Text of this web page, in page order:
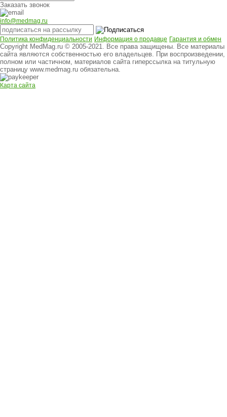
Заказать звонок
info@medmag.ru
Политика конфиденциальности Информация о продавце Гарантия и обмен
Copyright MedMag.ru © 2005-2021. Все права защищены. Все материалы
сайта являются собственностью его владельцев. При воспроизведении,
полном или частичном, материалов сайта гиперссылка на титульную
страницу www.medmag.ru обязательна.
Карта сайта